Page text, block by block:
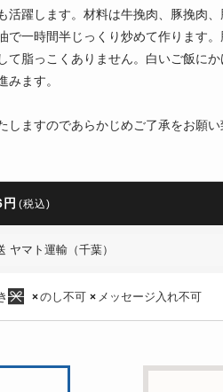
躍します。材料は牛挽肉、豚挽肉、
で一時間半じっくり炒めて作ります
て脂っこくありません。白いご飯に
ます。
ますのであらかじめご了承をお願い
(税込)
ヤマト運輸（千葉）
×のし不可 × メッセージ入れ不可